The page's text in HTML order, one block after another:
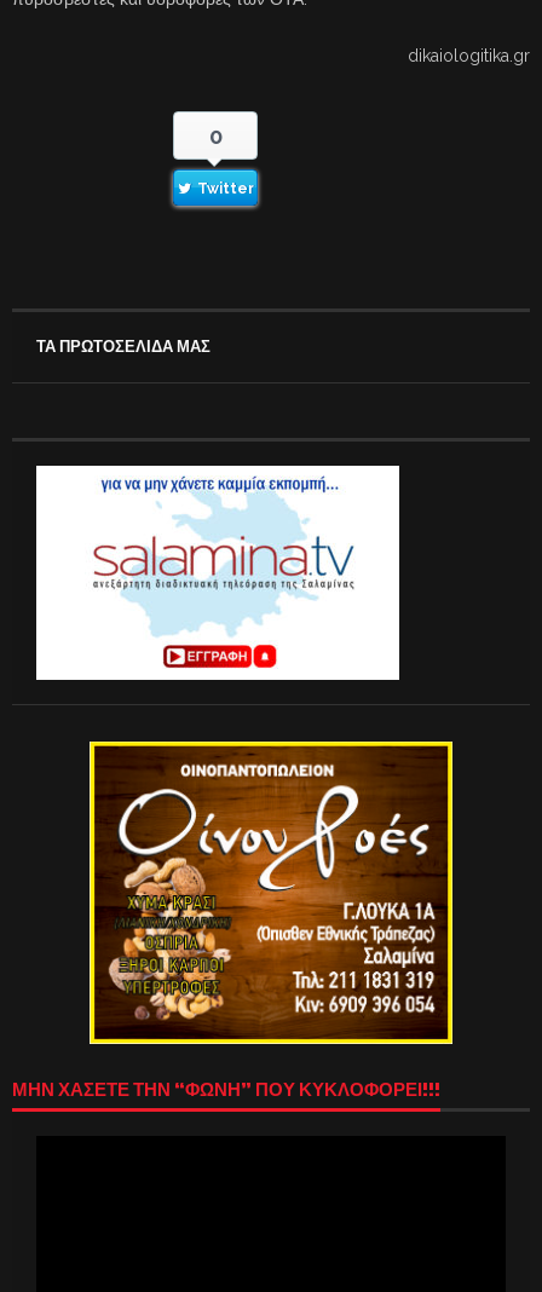
dikaiologitika.gr
0
Twitter
ΤΑ ΠΡΩΤΟΣΕΛΙΔΑ ΜΑΣ
ΜΗΝ ΧΑΣΕΤΕ ΤΗΝ “ΦΩΝΗ” ΠΟΥ ΚΥΚΛΟΦΟΡΕΙ!!!